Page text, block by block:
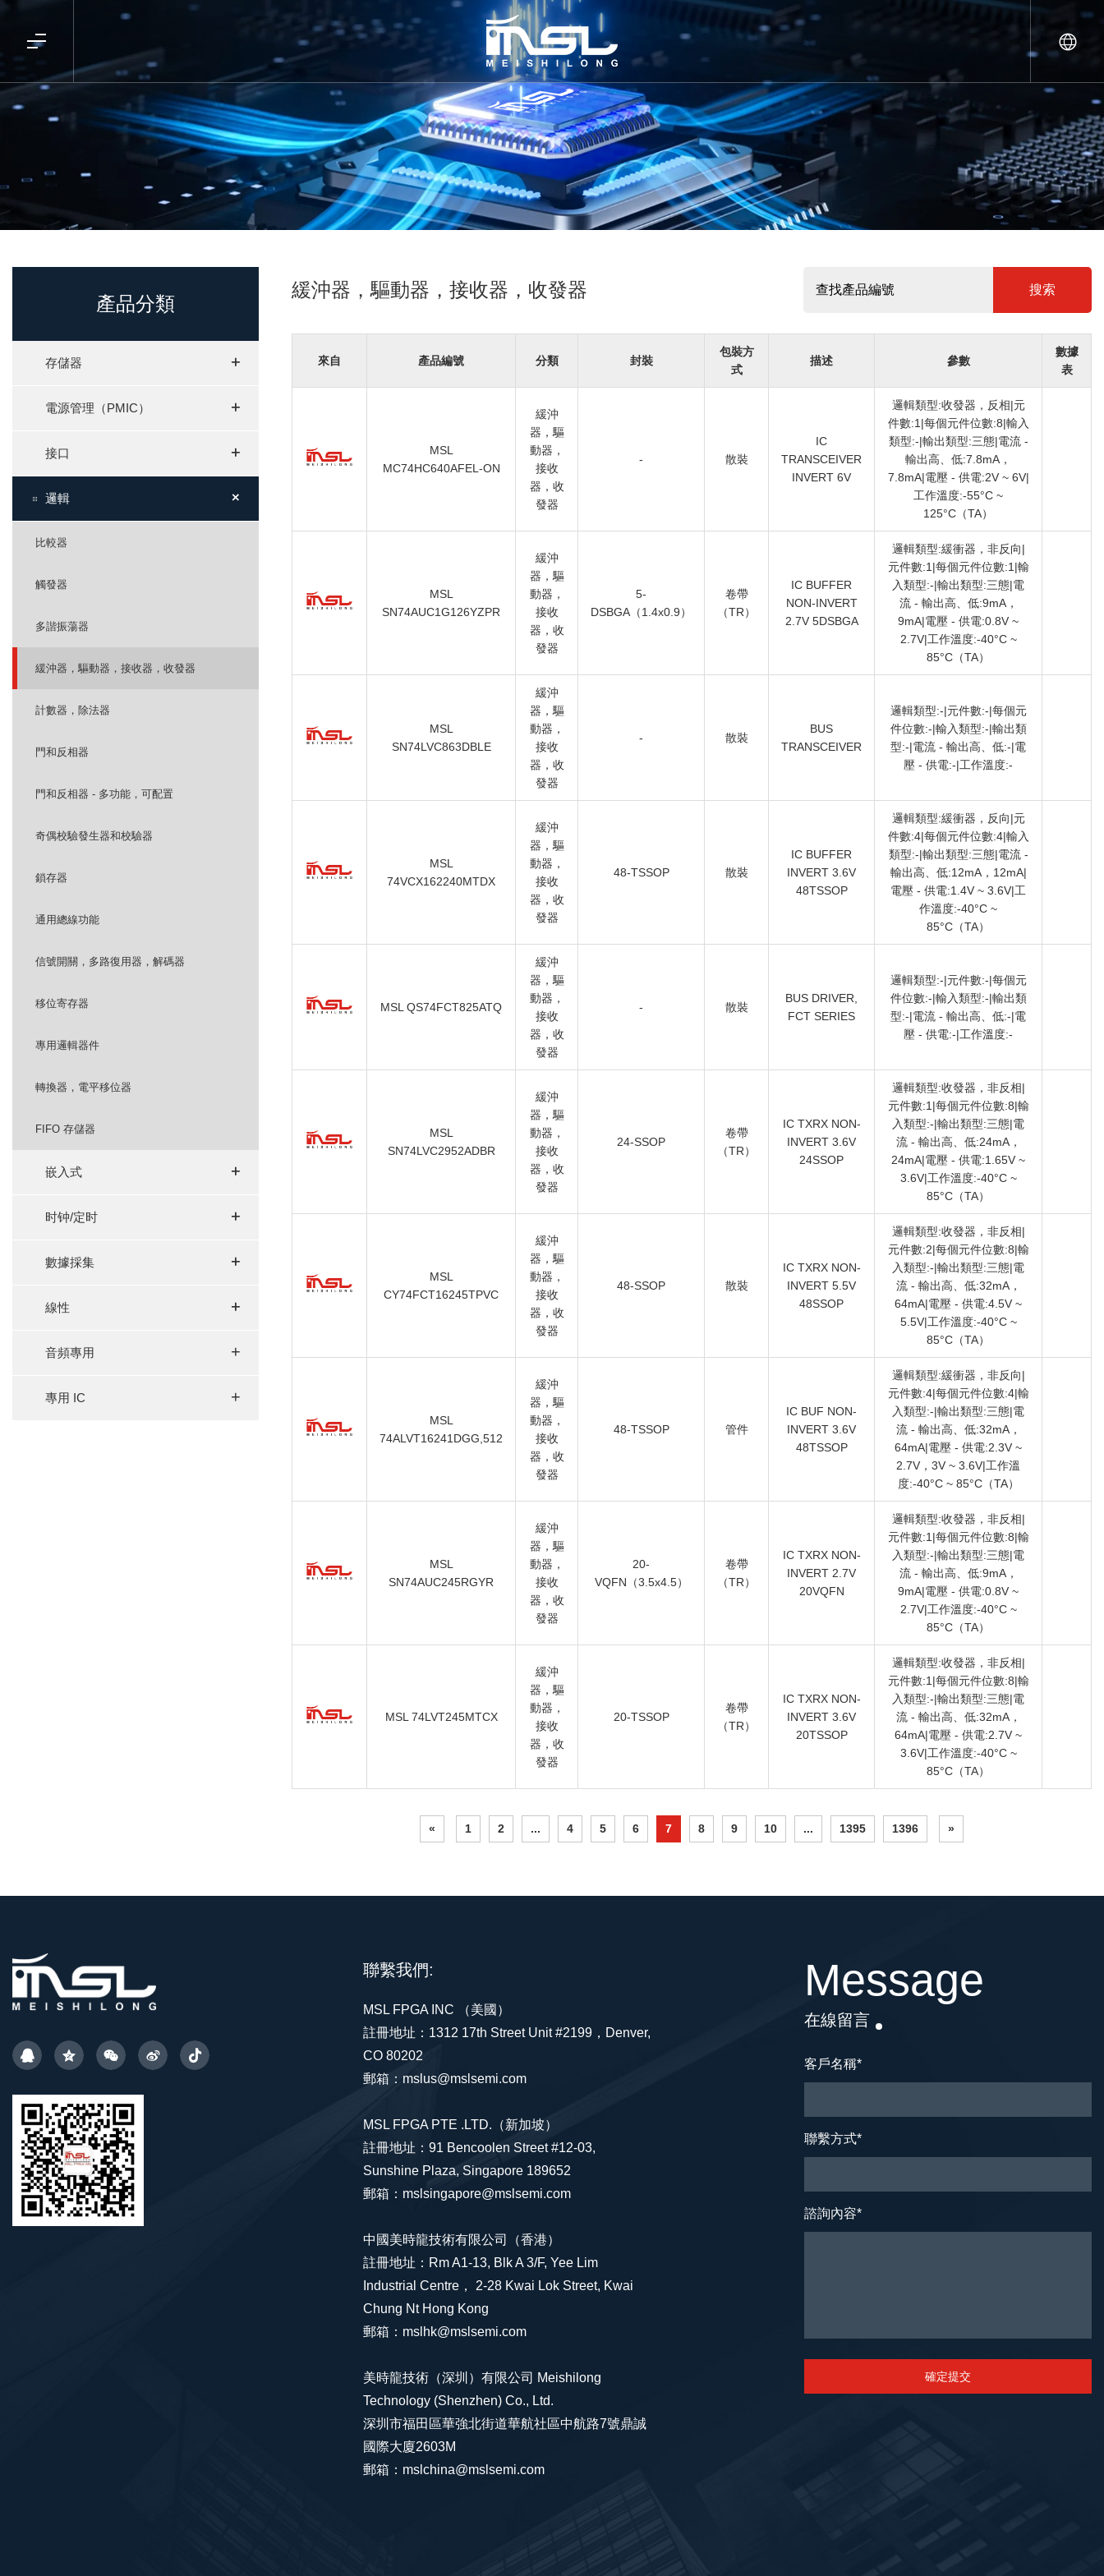
產品分類
存儲器 +
+
電源管理（PMIC） +
+
接口 +
+
邏輯 +
+
比較器
觸發器
多諧振蕩器
緩沖器，驅動器，接收器，收發器
計數器，除法器
門和反相器
門和反相器 - 多功能，可配置
奇偶校驗發生器和校驗器
鎖存器
通用總線功能
信號開關，多路復用器，解碼器
移位寄存器
專用邏輯器件
轉換器，電平移位器
FIFO 存儲器
嵌入式 +
+
时钟/定时 +
+
數據採集 +
+
線性 +
+
音頻專用 +
專用 IC +
緩沖器，驅動器，接收器，收發器 搜索
來自 產品編號 分類 封裝
包裝方
式
描述 參數
數據
表
MSL
MC74HC640AFEL-ON
緩沖
器，驅
動器，
接收
器，收
發器
- 散裝
IC
TRANSCEIVER
INVERT 6V
邏輯類型:收發器，反相|元
件數:1|每個元件位數:8|輸入
類型:-|輸出類型:三態|電流 -
輸出高、低:7.8mA，
7.8mA|電壓 - 供電:2V ~ 6V|
工作溫度:-55°C ~
125°C（TA）
MSL
SN74AUC1G126YZPR
緩沖
器，驅
動器，
接收
器，收
發器
5-
DSBGA（1.4x0.9）
卷帶
（TR）
IC BUFFER
NON-INVERT
2.7V 5DSBGA
邏輯類型:緩衝器，非反向|
元件數:1|每個元件位數:1|輸
入類型:-|輸出類型:三態|電
流 - 輸出高、低:9mA，
9mA|電壓 - 供電:0.8V ~
2.7V|工作溫度:-40°C ~
85°C（TA）
MSL
SN74LVC863DBLE
緩沖
器，驅
動器，
接收
器，收
發器
- 散裝
BUS
TRANSCEIVER
邏輯類型:-|元件數:-|每個元
件位數:-|輸入類型:-|輸出類
型:-|電流 - 輸出高、低:-|電
壓 - 供電:-|工作溫度:-
MSL
74VCX162240MTDX
緩沖
器，驅
動器，
接收
器，收
發器
48-TSSOP 散裝
IC BUFFER
INVERT 3.6V
48TSSOP
邏輯類型:緩衝器，反向|元
件數:4|每個元件位數:4|輸入
類型:-|輸出類型:三態|電流 -
輸出高、低:12mA，12mA|
電壓 - 供電:1.4V ~ 3.6V|工
作溫度:-40°C ~
85°C（TA）
MSL QS74FCT825ATQ
緩沖
器，驅
動器，
接收
器，收
發器
- 散裝
BUS DRIVER,
FCT SERIES
邏輯類型:-|元件數:-|每個元
件位數:-|輸入類型:-|輸出類
型:-|電流 - 輸出高、低:-|電
壓 - 供電:-|工作溫度:-
MSL
SN74LVC2952ADBR
緩沖
器，驅
動器，
接收
器，收
發器
24-SSOP
卷帶
（TR）
IC TXRX NON-
INVERT 3.6V
24SSOP
邏輯類型:收發器，非反相|
元件數:1|每個元件位數:8|輸
入類型:-|輸出類型:三態|電
流 - 輸出高、低:24mA，
24mA|電壓 - 供電:1.65V ~
3.6V|工作溫度:-40°C ~
85°C（TA）
MSL
CY74FCT16245TPVC
緩沖
器，驅
動器，
接收
器，收
發器
48-SSOP 散裝
IC TXRX NON-
INVERT 5.5V
48SSOP
邏輯類型:收發器，非反相|
元件數:2|每個元件位數:8|輸
入類型:-|輸出類型:三態|電
流 - 輸出高、低:32mA，
64mA|電壓 - 供電:4.5V ~
5.5V|工作溫度:-40°C ~
85°C（TA）
MSL
74ALVT16241DGG,512
緩沖
器，驅
動器，
接收
器，收
發器
48-TSSOP 管件
IC BUF NON-
INVERT 3.6V
48TSSOP
邏輯類型:緩衝器，非反向|
元件數:4|每個元件位數:4|輸
入類型:-|輸出類型:三態|電
流 - 輸出高、低:32mA，
64mA|電壓 - 供電:2.3V ~
2.7V，3V ~ 3.6V|工作溫
度:-40°C ~ 85°C（TA）
MSL
SN74AUC245RGYR
緩沖
器，驅
動器，
接收
器，收
發器
20-
VQFN（3.5x4.5）
卷帶
（TR）
IC TXRX NON-
INVERT 2.7V
20VQFN
邏輯類型:收發器，非反相|
元件數:1|每個元件位數:8|輸
入類型:-|輸出類型:三態|電
流 - 輸出高、低:9mA，
9mA|電壓 - 供電:0.8V ~
2.7V|工作溫度:-40°C ~
85°C（TA）
MSL 74LVT245MTCX
緩沖
器，驅
動器，
接收
器，收
發器
20-TSSOP
卷帶
（TR）
IC TXRX NON-
INVERT 3.6V
20TSSOP
邏輯類型:收發器，非反相|
元件數:1|每個元件位數:8|輸
入類型:-|輸出類型:三態|電
流 - 輸出高、低:32mA，
64mA|電壓 - 供電:2.7V ~
3.6V|工作溫度:-40°C ~
85°C（TA）
« 1 2 ... 4 5 6 7 8 9 10 ... 1395 1396 »
聯繫我們:
MSL FPGA INC （美國）
註冊地址：1312 17th Street Unit #2199，Denver,
CO 80202
郵箱：mslus@mslsemi.com
MSL FPGA PTE .LTD.（新加坡）
註冊地址：91 Bencoolen Street #12-03,
Sunshine Plaza, Singapore 189652
郵箱：mslsingapore@mslsemi.com
中國美時龍技術有限公司（香港）
註冊地址：Rm A1-13, Blk A 3/F, Yee Lim
Industrial Centre， 2-28 Kwai Lok Street, Kwai
Chung Nt Hong Kong
郵箱：mslhk@mslsemi.com
美時龍技術（深圳）有限公司 Meishilong
Technology (Shenzhen) Co., Ltd.
深圳市福田區華強北街道華航社區中航路7號鼎誠
國際大廈2603M
郵箱：mslchina@mslsemi.com
Message
在線留言
客戶名稱*
聯繫方式*
諮詢內容*
確定提交